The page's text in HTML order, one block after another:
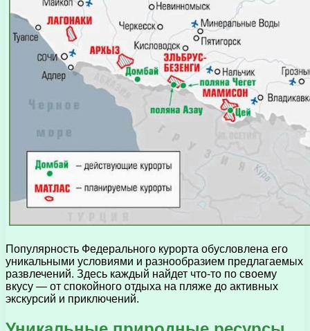
Популярность Федерального курорта обусловлена его
уникальными условиями и разнообразием предлагаемых
развлечений. Здесь каждый найдет что-то по своему
вкусу — от спокойного отдыха на пляже до активных
экскурсий и приключений.